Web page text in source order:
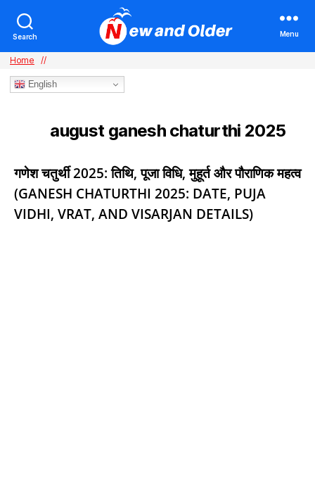
Search Menu
Home //
English
august ganesh chaturthi 2025
Categories
गणेश चतुर्थी 2025: तिथि, पूजा विधि, मुहूर्त और पौराणिक महत्व
(GANESH CHATURTHI 2025: DATE, PUJA
VIDHI, VRAT, AND VISARJAN DETAILS)